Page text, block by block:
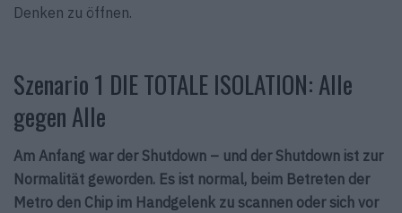
Denken zu öffnen.
Szenario 1 DIE TOTALE ISOLATION: Alle
gegen Alle
Am Anfang war der Shutdown – und der Shutdown ist zur
Normalität geworden. Es ist normal, beim Betreten der
Metro den Chip im Handgelenk zu scannen oder sich vor